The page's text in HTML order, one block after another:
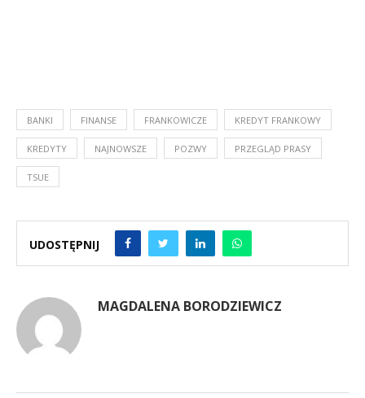
BANKI FINANSE FRANKOWICZE KREDYT FRANKOWY
KREDYTY NAJNOWSZE POZWY PRZEGLĄD PRASY
TSUE
UDOSTĘPNIJ
MAGDALENA BORODZIEWICZ